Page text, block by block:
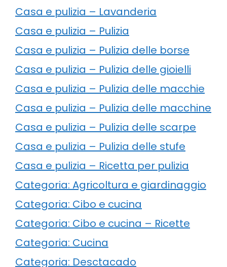
Casa e pulizia – Lavanderia
Casa e pulizia – Pulizia
Casa e pulizia – Pulizia delle borse
Casa e pulizia – Pulizia delle gioielli
Casa e pulizia – Pulizia delle macchie
Casa e pulizia – Pulizia delle macchine
Casa e pulizia – Pulizia delle scarpe
Casa e pulizia – Pulizia delle stufe
Casa e pulizia – Ricetta per pulizia
Categoria: Agricoltura e giardinaggio
Categoria: Cibo e cucina
Categoria: Cibo e cucina – Ricette
Categoria: Cucina
Categoria: Desctacado